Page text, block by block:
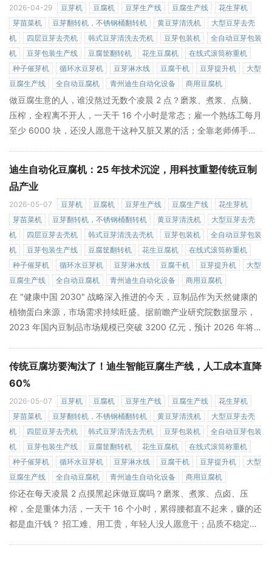
——迪生自动化 DS-1200 型全自动豆芽机，日产 1200 斤，全程无
人值守，0
»
2026-04-29 豆芽机 豆腐机 豆芽生产线 豆腐生产线
花生芽机
芽苗菜机
豆芽翻转机，不锈钢桶翻转机 黄豆芽清洗机
大型豆芽去壳
机
四层豆芽去壳机 韩式豆芽清洗去壳机 豆芽包装机
全自动豆芽包装
机
豆芽包装生产线 豆腐筐翻转机 花生豆腐机
在线式滚筒称重机
种子催芽机
循环水豆芽机 豆芽淋水线 豆腐干机 豆芽提升机
大型
豆腐生产线
全自动豆腐机 青州迪生自动化设备 商用豆腐机
做豆腐生意的人，谁没熬过无数个凌晨 2 点？磨浆、煮浆、点脑、
压榨，全程离不开人，一天干 16 个小时是常态；雇一个熟练工每月
至少 6000 块，还没人愿意干这种又脏又累的活；全靠老师傅手
难题，如今被青州迪生自动化彻底解决了。作为深耕豆制品设备 25
年的行业龙头，迪生全自动豆腐机凭借全流程自动化、超高出品率
和稳定品质，成为全国 10 万 + 豆腐从业者的共同选择。 »
迪生自动化豆腐机：25 年技术沉淀，用科技重塑传统豆制
品产业
2026-05-07 豆芽机 豆腐机 豆芽生产线 豆腐生产线
花生芽机
芽苗菜机
豆芽翻转机，不锈钢桶翻转机 黄豆芽清洗机
大型豆芽去壳
机
四层豆芽去壳机 韩式豆芽清洗去壳机 豆芽包装机
全自动豆芽包装
机
豆芽包装生产线 豆腐筐翻转机 花生豆腐机
在线式滚筒称重机
种子催芽机
循环水豆芽机 豆芽淋水线 豆腐干机 豆芽提升机
大型
豆腐生产线
全自动豆腐机 青州迪生自动化设备 商用豆腐机
在 "健康中国 2030" 战略深入推进的今天，豆制品作为天然健康的
植物蛋白来源，市场需求持续旺盛。据前瞻产业研究院数据显示，
2023 年国内豆制品市场规模已突破 3200 亿元，预计 2026 年将稳
着行业的规模化发展。 作为深耕豆制品自动化设备领域 25 年的行
业标杆，青州迪生自动化设备有限公司凭借自主研发的全链路智能
豆 »
传统豆腐坊要淘汰了！迪生智能豆腐生产线，人工成本直降
60%
2026-05-07 豆芽机 豆腐机 豆芽生产线 豆腐生产线
花生芽机
芽苗菜机
豆芽翻转机，不锈钢桶翻转机 黄豆芽清洗机
大型豆芽去壳
机
四层豆芽去壳机 韩式豆芽清洗去壳机 豆芽包装机
全自动豆芽包装
机
豆芽包装生产线 豆腐筐翻转机 花生豆腐机
在线式滚筒称重机
种子催芽机
循环水豆芽机 豆芽淋水线 豆腐干机 豆芽提升机
大型
豆腐生产线
全自动豆腐机 青州迪生自动化设备 商用豆腐机
你还在每天凌晨 2 点摸黑起床做豆腐吗？磨浆、煮浆、点卤、压
榨，全是重体力活，一天干 16 个小时，累得腰都直不起来，赚的还
都是血汗钱？ 招工难、用工贵，年轻人没人愿意干；品质不稳定，